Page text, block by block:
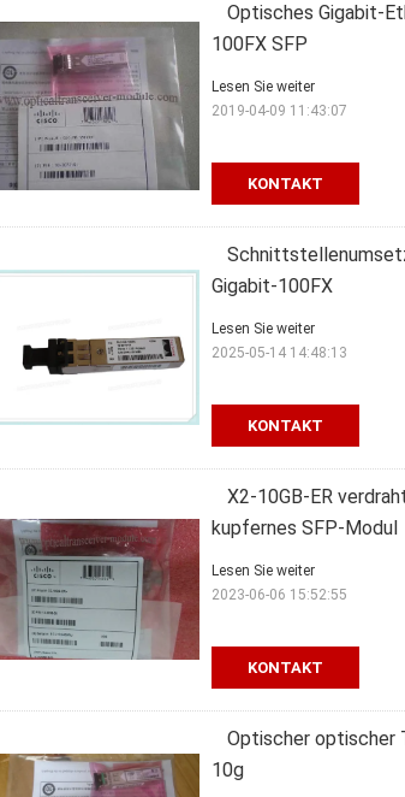
Optisches Gigabit-
100FX SFP
KONTAKT
Lesen Sie weiter
2019-04-09 11:43:07
Gigabit-100FX
KONTAKT
Lesen Sie weiter
2025-05-14 14:48:13
X2-10GB-ER
kupfernes SFP-Modul
KONTAKT
Lesen Sie weiter
2023-06-06 15:52:55
Optischer optischer
10g